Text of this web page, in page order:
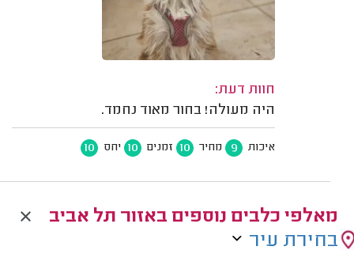
חוות דעת:
היה מעולה! בחור מאוד נחמד.
איכות 9 מחיר 10 זמנים 10 יחס 10
מאלפי כלבים נוספים באזור תל אביב
בחירת עיר